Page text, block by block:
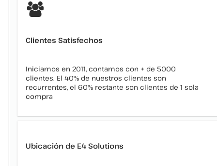
Clientes Satisfechos
Iniciamos en 2011, contamos con + de 5000
clientes. El 40% de nuestros clientes son
recurrentes, el 60% restante son clientes de 1 sola
compra
Ubicación de E4 Solutions